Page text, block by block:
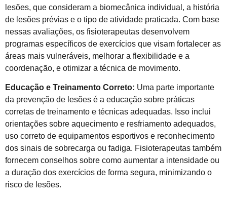
lesões, que consideram a biomecânica individual, a história
de lesões prévias e o tipo de atividade praticada. Com base
nessas avaliações, os fisioterapeutas desenvolvem
programas específicos de exercícios que visam fortalecer as
áreas mais vulneráveis, melhorar a flexibilidade e a
coordenação, e otimizar a técnica de movimento.
Educação e Treinamento Correto: Uma parte importante
da prevenção de lesões é a educação sobre práticas
corretas de treinamento e técnicas adequadas. Isso inclui
orientações sobre aquecimento e resfriamento adequados,
uso correto de equipamentos esportivos e reconhecimento
dos sinais de sobrecarga ou fadiga. Fisioterapeutas também
fornecem conselhos sobre como aumentar a intensidade ou
a duração dos exercícios de forma segura, minimizando o
risco de lesões.